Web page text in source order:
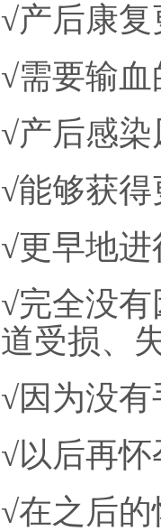
√产后康
√需要输
√产后感
√能够获
√更早地
√完全没
道受损、
√因为没
√以后再
√在之后